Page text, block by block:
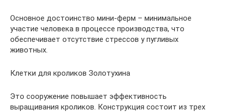
Основное достоинство мини-ферм – минимальное
участие человека в процессе производства, что
обеспечивает отсутствие стрессов у пугливых
животных.
Клетки для кроликов Золотухина
Это сооружение повышает эффективность
выращивания кроликов. Конструкция состоит из трех